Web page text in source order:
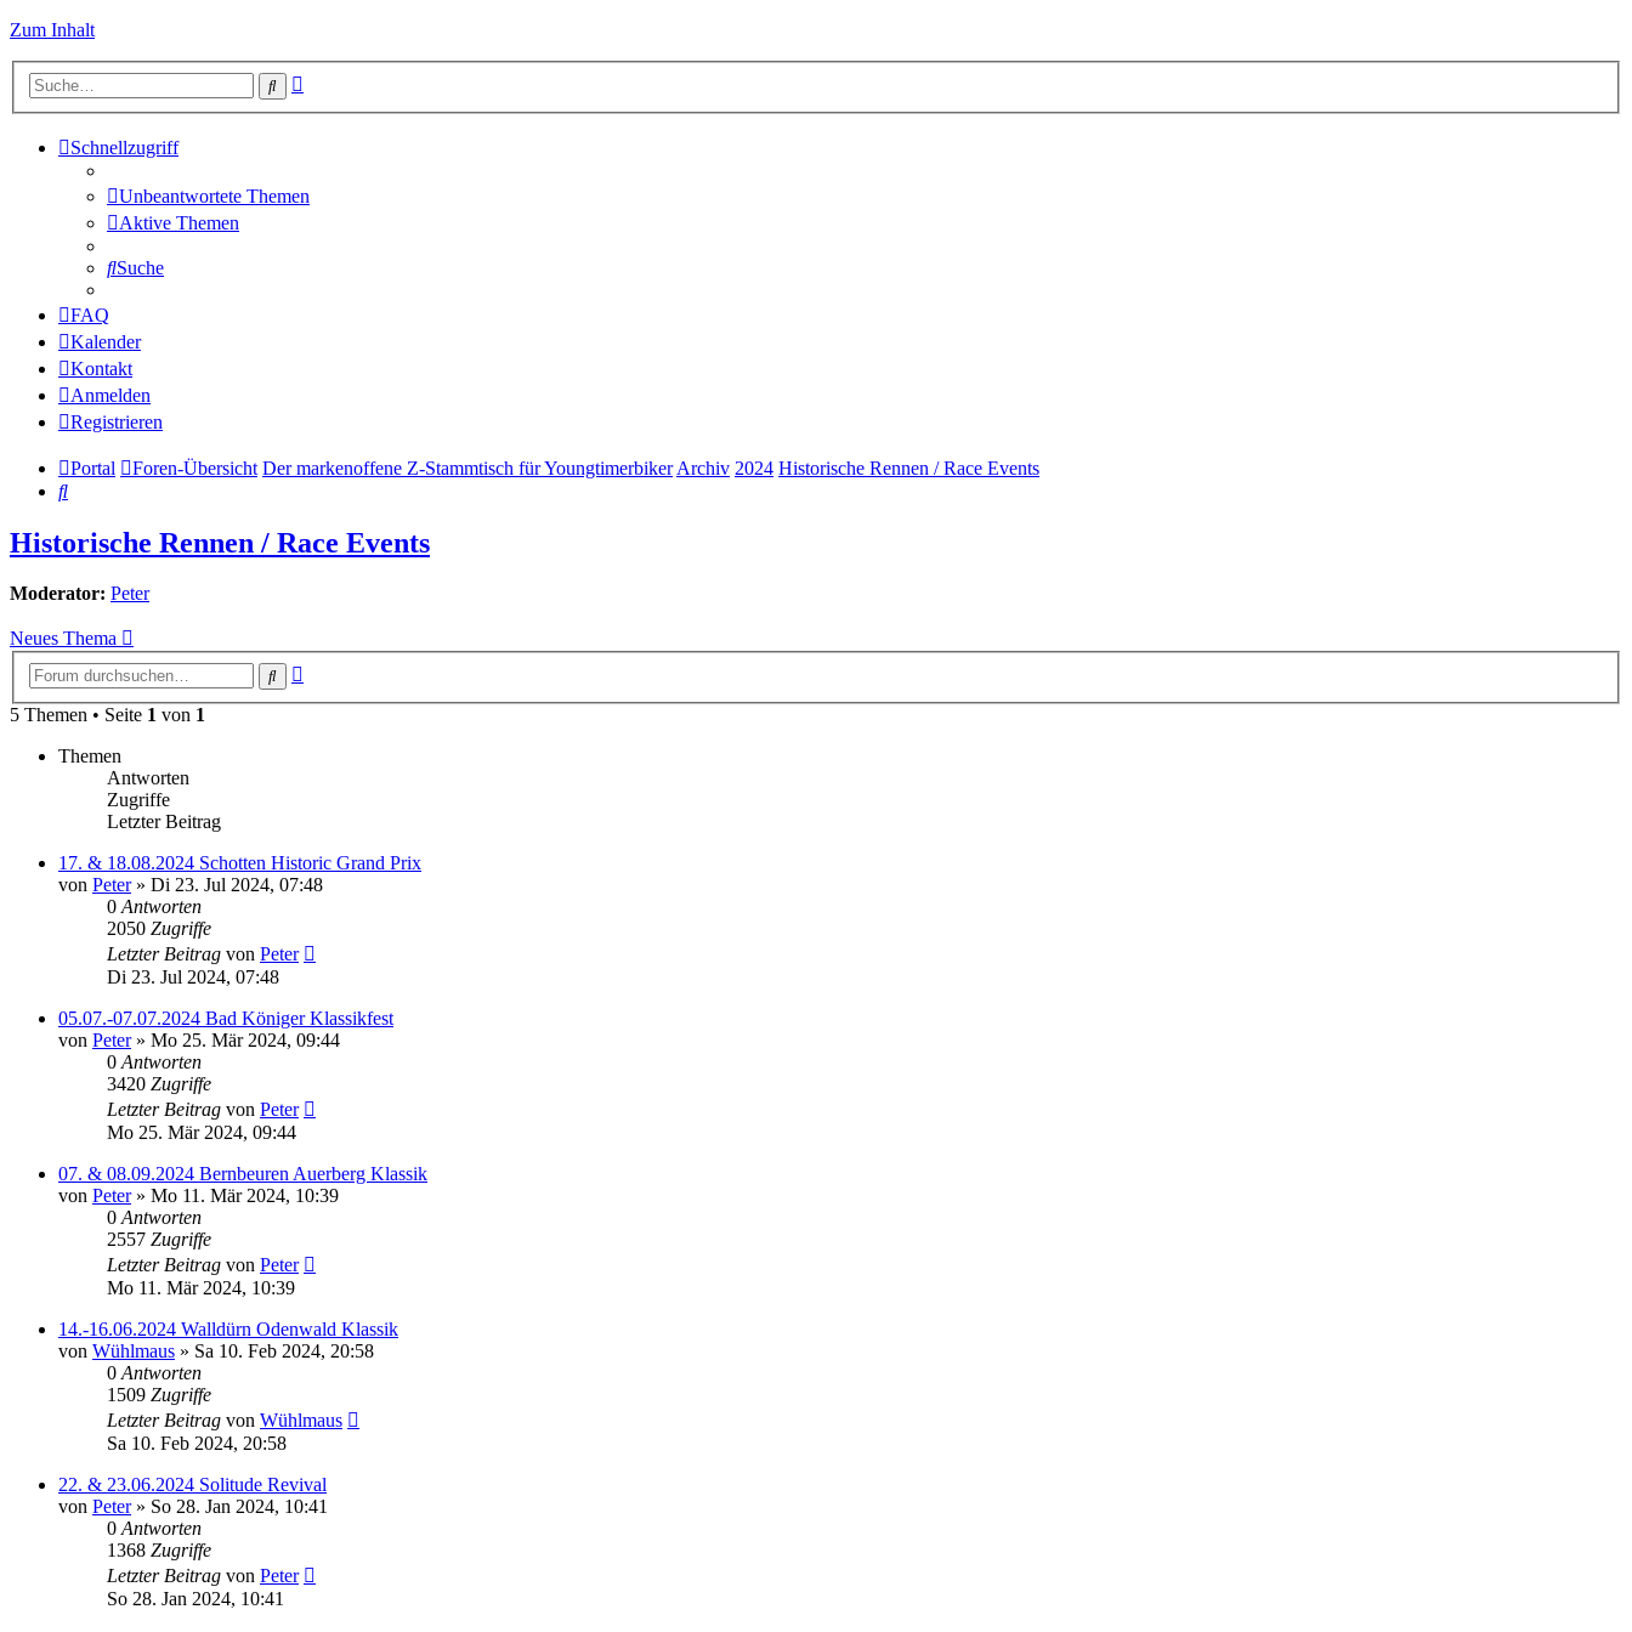
Zum Inhalt
Suche
Schnellzugriff
Unbeantwortete Themen
Aktive Themen
Suche
FAQ
Kalender
Kontakt
Anmelden
Registrieren
Portal Foren-Übersicht Der markenoffene Z-Stammtisch für Youngtimerbiker Archiv 2024 Historische Rennen / Race Events
Suche
Historische Rennen / Race Events
Moderator: Peter
Neues Thema
Suche
5 Themen • Seite 1 von 1
Themen
Antworten
Zugriffe
Letzter Beitrag
17. & 18.08.2024 Schotten Historic Grand Prix
von Peter» Di 23. Jul 2024, 07:48
0 Antworten
2050 Zugriffe
Letzter Beitrag von Peter
Di 23. Jul 2024, 07:48
05.07.-07.07.2024 Bad Königer Klassikfest
von Peter» Mo 25. Mär 2024, 09:44
0 Antworten
3420 Zugriffe
Letzter Beitrag von Peter
Mo 25. Mär 2024, 09:44
07. & 08.09.2024 Bernbeuren Auerberg Klassik
von Peter» Mo 11. Mär 2024, 10:39
0 Antworten
2557 Zugriffe
Letzter Beitrag von Peter
Mo 11. Mär 2024, 10:39
14.-16.06.2024 Walldürn Odenwald Klassik
von Wühlmaus » Sa 10. Feb 2024, 20:58
0 Antworten
1509 Zugriffe
Letzter Beitrag von Wühlmaus
Sa 10. Feb 2024, 20:58
22. & 23.06.2024 Solitude Revival
von Peter» So 28. Jan 2024, 10:41
0 Antworten
1368 Zugriffe
Letzter Beitrag von Peter
So 28. Jan 2024, 10:41